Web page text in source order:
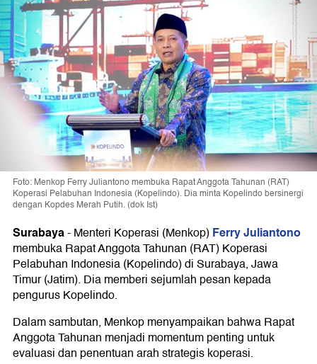
Foto: Menkop Ferry Juliantono membuka Rapat Anggota Tahunan (RAT)
Koperasi Pelabuhan Indonesia (Kopelindo). Dia minta Kopelindo bersinergi
dengan Kopdes Merah Putih. (dok Ist)
Surabaya-Menteri Koperasi (Menkop)Ferry Juliantono
membuka Rapat Anggota Tahunan (RAT) Koperasi
Pelabuhan Indonesia (Kopelindo) di Surabaya, Jawa
Timur (Jatim). Dia memberi sejumlah pesan kepada
pengurus Kopelindo.
Dalam sambutan, Menkop menyampaikan bahwa Rapat
Anggota Tahunan menjadi momentum penting untuk
evaluasi dan penentuan arah strategis koperasi.